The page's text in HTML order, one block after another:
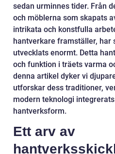
sedan urminnes tider. Från
och möblerna som skapats
intrikata och konstfulla
hantverkare framställer, har
utvecklats enormt. Detta
och funktion i träets varma
denna artikel dyker vi
utforskar dess traditioner,
modern teknologi
hantverksform.
Ett arv av